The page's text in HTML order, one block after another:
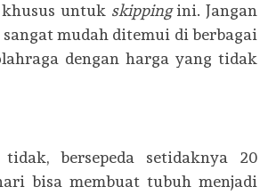
untuk skippingini. Jangan
mudah ditemui di berbagai
dengan harga yang tidak
bersepeda setidaknya 20
bisa membuat tubuh menjadi